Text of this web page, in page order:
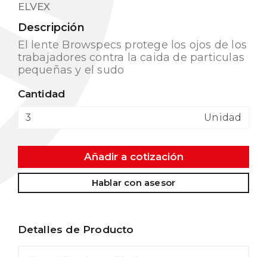
ELVEX
Descripción
El lente Browspecs protege los ojos de los
trabajadores contra la caida de particulas
pequeñas y el sudo
Cantidad
Unidad
Añadir a cotización
Hablar con asesor
Detalles de Producto